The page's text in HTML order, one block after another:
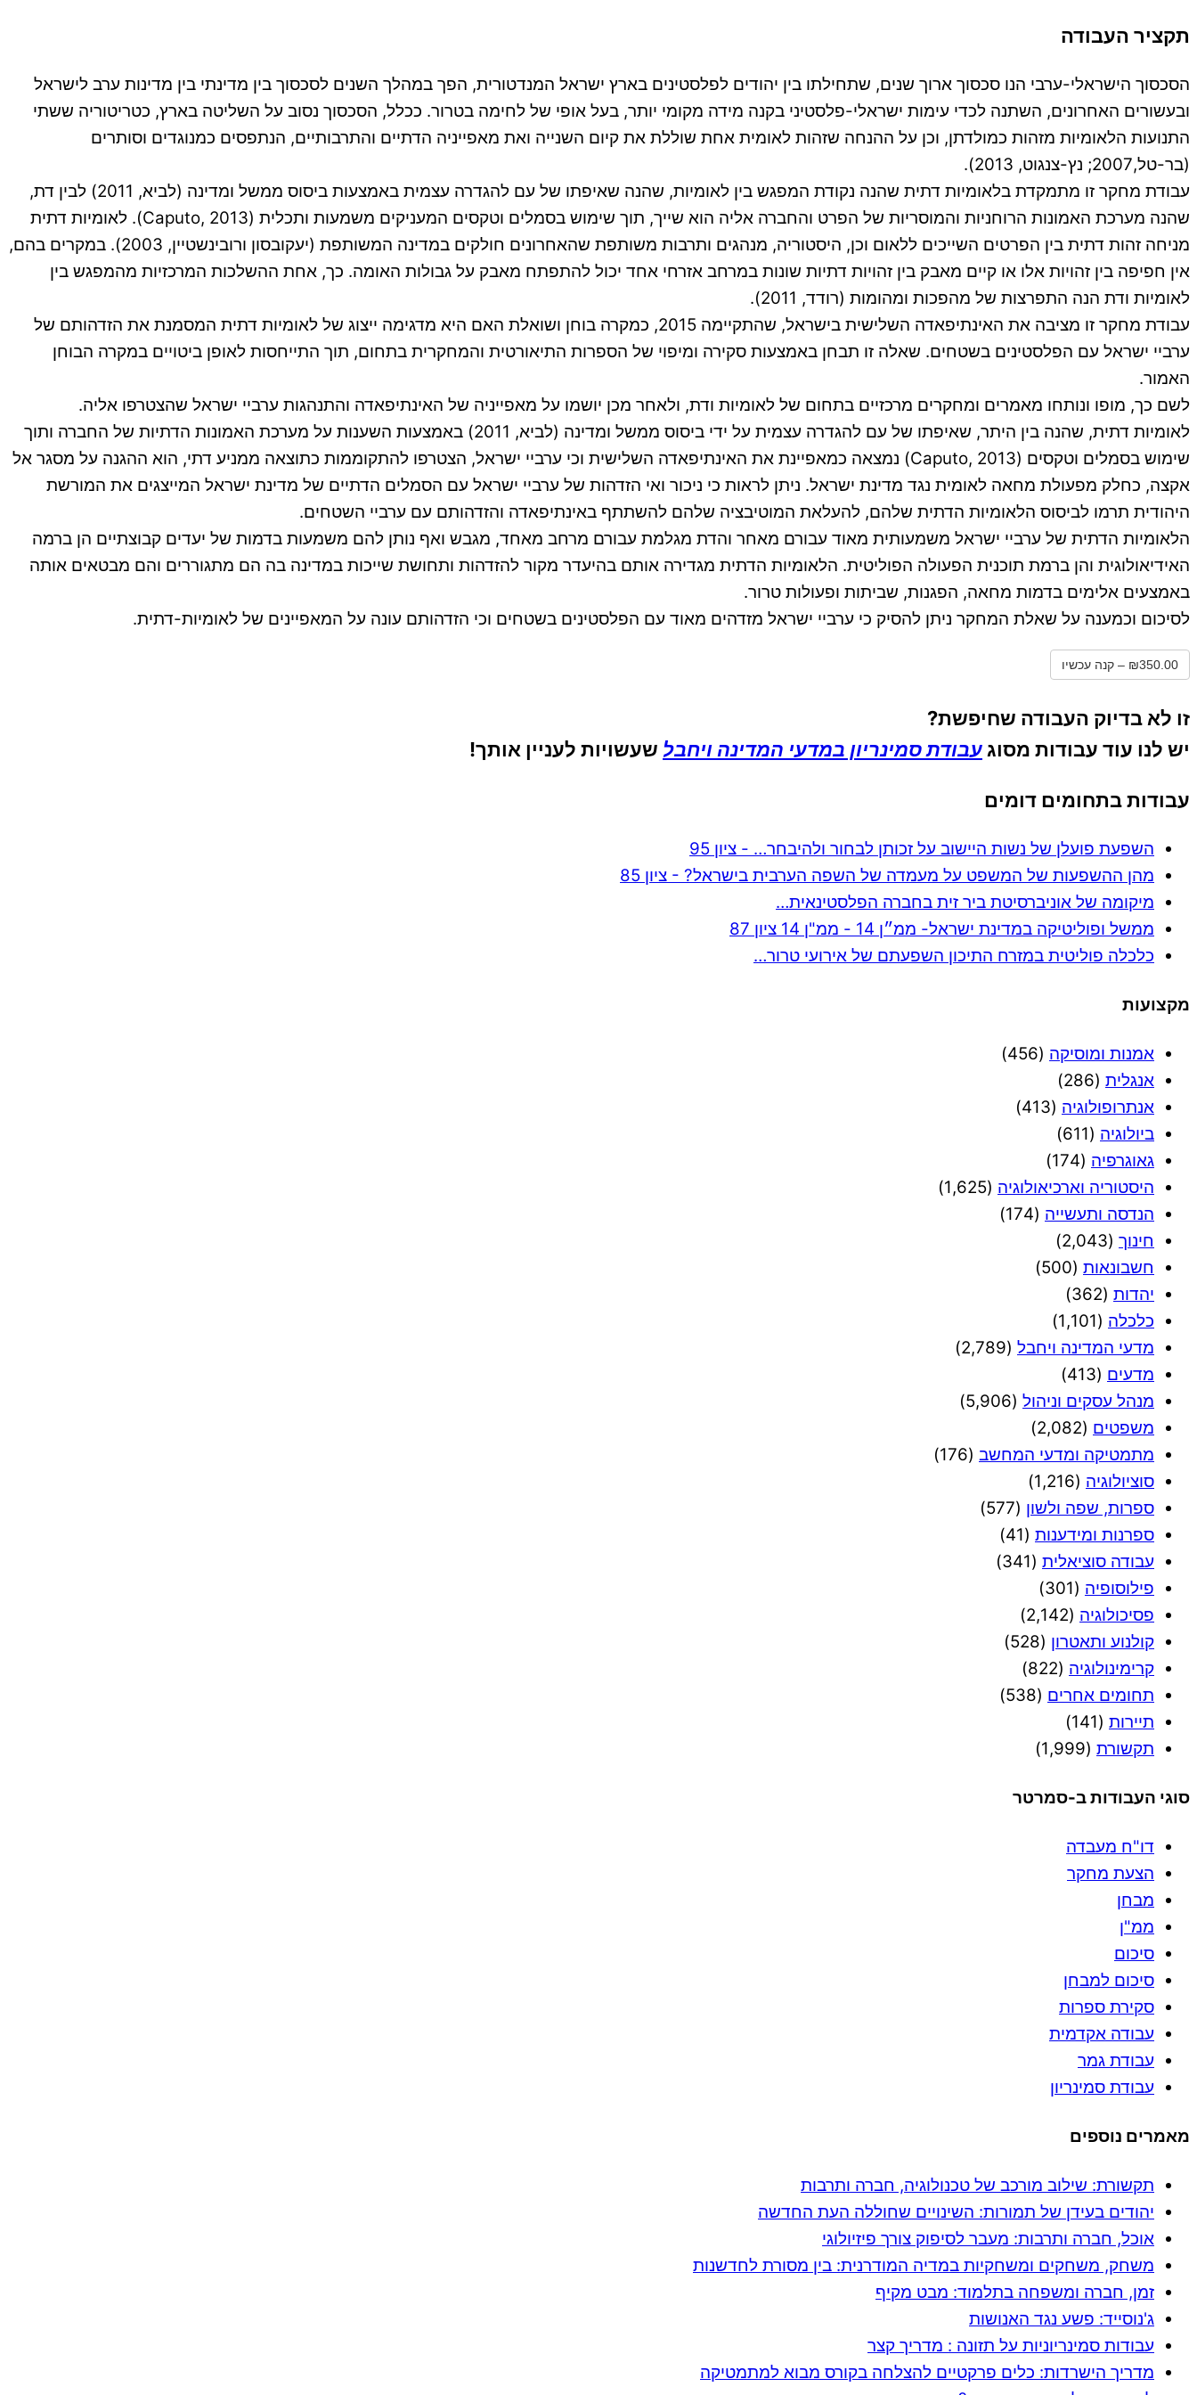
תקציר העבודה
הסכסוך הישראלי-ערבי הנו סכסוך ארוך שנים, שתחילתו בין יהודים לפלסטינים בארץ ישראל המנדטורית, הפך במהלך השנים לסכסוך בין מדינתי בין מדינות ערב לישראל
ובעשורים האחרונים, השתנה לכדי עימות ישראלי-פלסטיני בקנה מידה מקומי יותר, בעל אופי של לחימה בטרור. ככלל, הסכסוך נסוב על השליטה בארץ, כטריטוריה ששתי
התנועות הלאומיות מזהות כמולדתן, וכן על ההנחה שזהות לאומית אחת שוללת את קיום השנייה ואת מאפייניה הדתיים והתרבותיים, הנתפסים כמנוגדים וסותרים
(בר-טל,2007; נץ-צנגוט, 2013).
עבודת מחקר זו מתמקדת בלאומיות דתית שהנה נקודת המפגש בין לאומיות, שהנה שאיפתו של עם להגדרה עצמית באמצעות ביסוס ממשל ומדינה (לביא, 2011) לבין דת,
שהנה מערכת האמונות הרוחניות והמוסריות של הפרט והחברה אליה הוא שייך, תוך שימוש בסמלים וטקסים המעניקים משמעות ותכלית (Caputo, 2013). לאומיות דתית
מניחה זהות דתית בין הפרטים השייכים ללאום וכן, היסטוריה, מנהגים ותרבות משותפת שהאחרונים חולקים במדינה המשותפת (יעקובסון ורובינשטיין, 2003). במקרים בהם,
אין חפיפה בין זהויות אלו או קיים מאבק בין זהויות דתיות שונות במרחב אזרחי אחד יכול להתפתח מאבק על גבולות האומה. כך, אחת ההשלכות המרכזיות מהמפגש בין
לאומיות ודת הנה התפרצות של מהפכות ומהומות (רודד, 2011).
עבודת מחקר זו מציבה את האינתיפאדה השלישית בישראל, שהתקיימה 2015, כמקרה בוחן ושואלת האם היא מדגימה ייצוג של לאומיות דתית המסמנת את הזדהותם של
ערביי ישראל עם הפלסטינים בשטחים. שאלה זו תבחן באמצעות סקירה ומיפוי של הספרות התיאורטית והמחקרית בתחום, תוך התייחסות לאופן ביטויים במקרה הבוחן
האמור.
לשם כך, מופו ונותחו מאמרים ומחקרים מרכזיים בתחום של לאומיות ודת, ולאחר מכן יושמו על מאפייניה של האינתיפאדה והתנהגות ערביי ישראל שהצטרפו אליה.
לאומיות דתית, שהנה בין היתר, שאיפתו של עם להגדרה עצמית על ידי ביסוס ממשל ומדינה (לביא, 2011) באמצעות השענות על מערכת האמונות הדתיות של החברה ותוך
שימוש בסמלים וטקסים (Caputo, 2013) נמצאה כמאפיינת את האינתיפאדה השלישית וכי ערביי ישראל, הצטרפו להתקוממות כתוצאה ממניע דתי, הוא ההגנה על מסגר אל
אקצה, כחלק מפעולת מחאה לאומית נגד מדינת ישראל. ניתן לראות כי ניכור ואי הזדהות של ערביי ישראל עם הסמלים הדתיים של מדינת ישראל המייצגים את המורשת
היהודית תרמו לביסוס הלאומיות הדתית שלהם, להעלאת המוטיבציה שלהם להשתתף באינתיפאדה והזדהותם עם ערביי השטחים.
הלאומיות הדתית של ערביי ישראל משמעותית מאוד עבורם מאחר והדת מגלמת עבורם מרחב מאחד, מגבש ואף נותן להם משמעות בדמות של יעדים קבוצתיים הן ברמה
האידיאולוגית והן ברמת תוכנית הפעולה הפוליטית. הלאומיות הדתית מגדירה אותם בהיעדר מקור להזדהות ותחושת שייכות במדינה בה הם מתגוררים והם מבטאים אותה
באמצעים אלימים בדמות מחאה, הפגנות, שביתות ופעולות טרור.
לסיכום וכמענה על שאלת המחקר ניתן להסיק כי ערביי ישראל מזדהים מאוד עם הפלסטינים בשטחים וכי הזדהותם עונה על המאפיינים של לאומיות-דתית.
₪350.00 – קנה עכשיו
זו לא בדיוק העבודה שחיפשת?
יש לנו עוד עבודות מסוג עבודת סמינריון במדעי המדינה ויחבל שעשויות לעניין אותך!
עבודות בתחומים דומים
השפעת פועלן של נשות היישוב על זכותן לבחור ולהיבחר… - ציון 95
מהן ההשפעות של המשפט על מעמדה של השפה הערבית בישראל? - ציון 85
מיקומה של אוניברסיטת ביר זית בחברה הפלסטינאית…
ממשל ופוליטיקה במדינת ישראל- ממ״ן 14 - ממ"ן 14 ציון 87
כלכלה פוליטית במזרח התיכון השפעתם של אירועי טרור…
מקצועות
אמנות ומוסיקה (456)
אנגלית (286)
אנתרופולוגיה (413)
ביולוגיה (611)
גאוגרפיה (174)
היסטוריה וארכיאולוגיה (1,625)
הנדסה ותעשייה (174)
חינוך (2,043)
חשבונאות (500)
יהדות (362)
כלכלה (1,101)
מדעי המדינה ויחבל (2,789)
מדעים (413)
מנהל עסקים וניהול (5,906)
משפטים (2,082)
מתמטיקה ומדעי המחשב (176)
סוציולוגיה (1,216)
ספרות, שפה ולשון (577)
ספרנות ומידענות (41)
עבודה סוציאלית (341)
פילוסופיה (301)
פסיכולוגיה (2,142)
קולנוע ותאטרון (528)
קרימינולוגיה (822)
תחומים אחרים (538)
תיירות (141)
תקשורת (1,999)
סוגי העבודות ב-סמרטר
דו"ח מעבדה
הצעת מחקר
מבחן
ממ"ן
סיכום
סיכום למבחן
סקירת ספרות
עבודה אקדמית
עבודת גמר
עבודת סמינריון
מאמרים נוספים
תקשורת: שילוב מורכב של טכנולוגיה, חברה ותרבות
יהודים בעידן של תמורות: השינויים שחוללה העת החדשה
אוכל, חברה ותרבות: מעבר לסיפוק צורך פיזיולוגי
משחק, משחקים ומשחקיות במדיה המודרנית: בין מסורת לחדשנות
זמן, חברה ומשפחה בתלמוד: מבט מקיף
ג'נוסייד: פשע נגד האנושות
עבודות סמינריוניות על תזונה : מדריך קצר
מדריך הישרדות: כלים פרקטיים להצלחה בקורס מבוא למתמטיקה